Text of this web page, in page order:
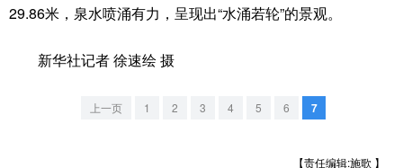
公益 一带一路 亚太网 上市公司
文化产业
29.86米，泉水喷涌有力，呈现出“水涌若轮”的景观。
新华社记者 徐速绘 摄
上一页 1 2 3 4 5 6 7
【责任编辑:施歌 】